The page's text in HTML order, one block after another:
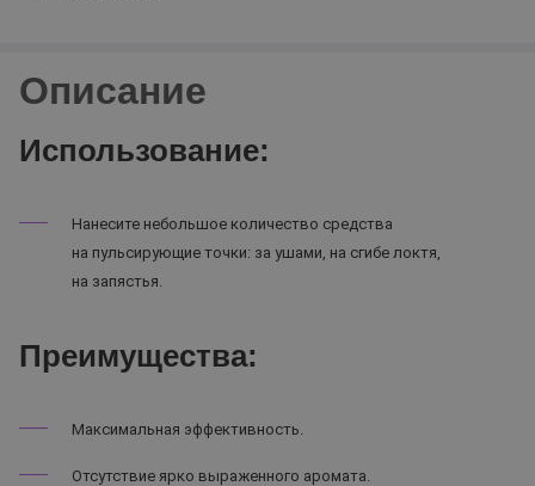
Описание
Использование:
Нанесите небольшое количество средства
на пульсирующие точки: за ушами, на сгибе локтя,
на запястья.
Преимущества:
Максимальная эффективность.
Отсутствие ярко выраженного аромата.